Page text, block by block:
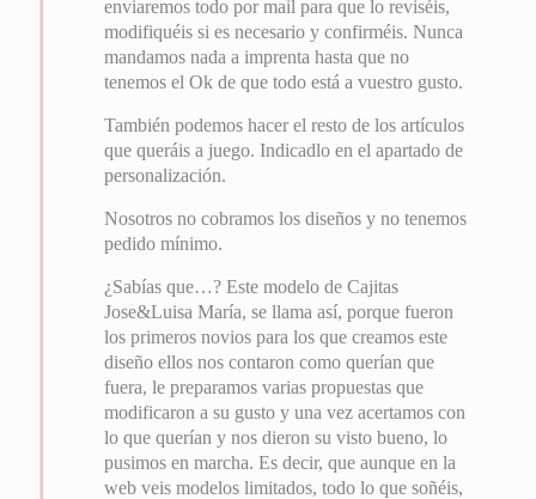
enviaremos todo por mail para que lo reviséis,
modifiquéis si es necesario y confirméis. Nunca
mandamos nada a imprenta hasta que no
tenemos el Ok de que todo está a vuestro gusto.
También podemos hacer el resto de los artículos
que queráis a juego. Indicadlo en el apartado de
personalización.
Nosotros no cobramos los diseños y no tenemos
pedido mínimo.
¿Sabías que…? Este modelo de Cajitas
Jose&Luisa María, se llama así, porque fueron
los primeros novios para los que creamos este
diseño ellos nos contaron como querían que
fuera, le preparamos varias propuestas que
modificaron a su gusto y una vez acertamos con
lo que querían y nos dieron su visto bueno, lo
pusimos en marcha. Es decir, que aunque en la
web veis modelos limitados, todo lo que soñéis,